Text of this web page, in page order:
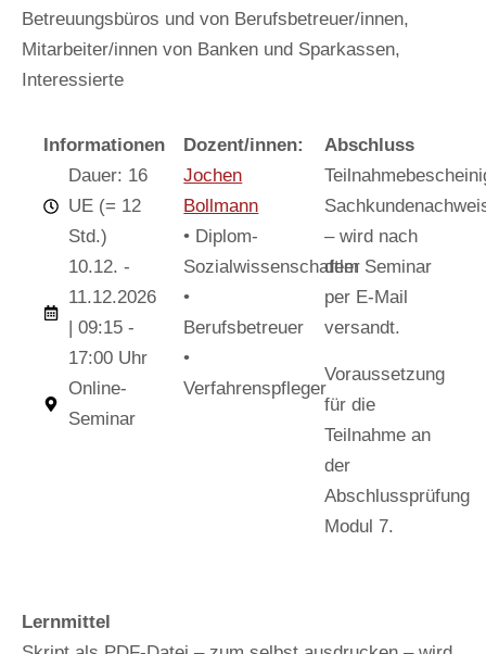
Betreuungsbüros und von Berufsbetreuer/innen,
Mitarbeiter/innen von Banken und Sparkassen,
Interessierte
Informationen
Dauer: 16
UE (= 12
Std.)
10.12. -
11.12.2026
| 09:15 -
17:00 Uhr
Online-
Seminar
Dozent/innen:
Jochen
Bollmann
• Diplom-
Sozialwissenschaftler
•
Berufsbetreuer
•
Verfahrenspfleger
Abschluss
– wird nach
dem Seminar
per E-Mail
versandt.
Voraussetzung
für die
Teilnahme an
der
Abschlussprüfung
Modul 7.
Lernmittel